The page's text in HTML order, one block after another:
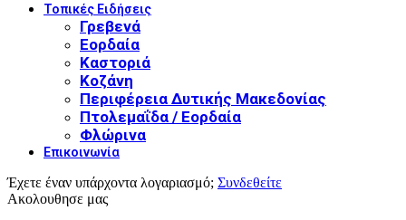
Τοπικές Ειδήσεις
Γρεβενά
Εορδαία
Καστοριά
Κοζάνη
Περιφέρεια Δυτικής Μακεδονίας
Πτολεμαΐδα / Εορδαία
Φλώρινα
Επικοινωνία
Έχετε έναν υπάρχοντα λογαριασμό; Συνδεθείτε
Ακολουθησε μας